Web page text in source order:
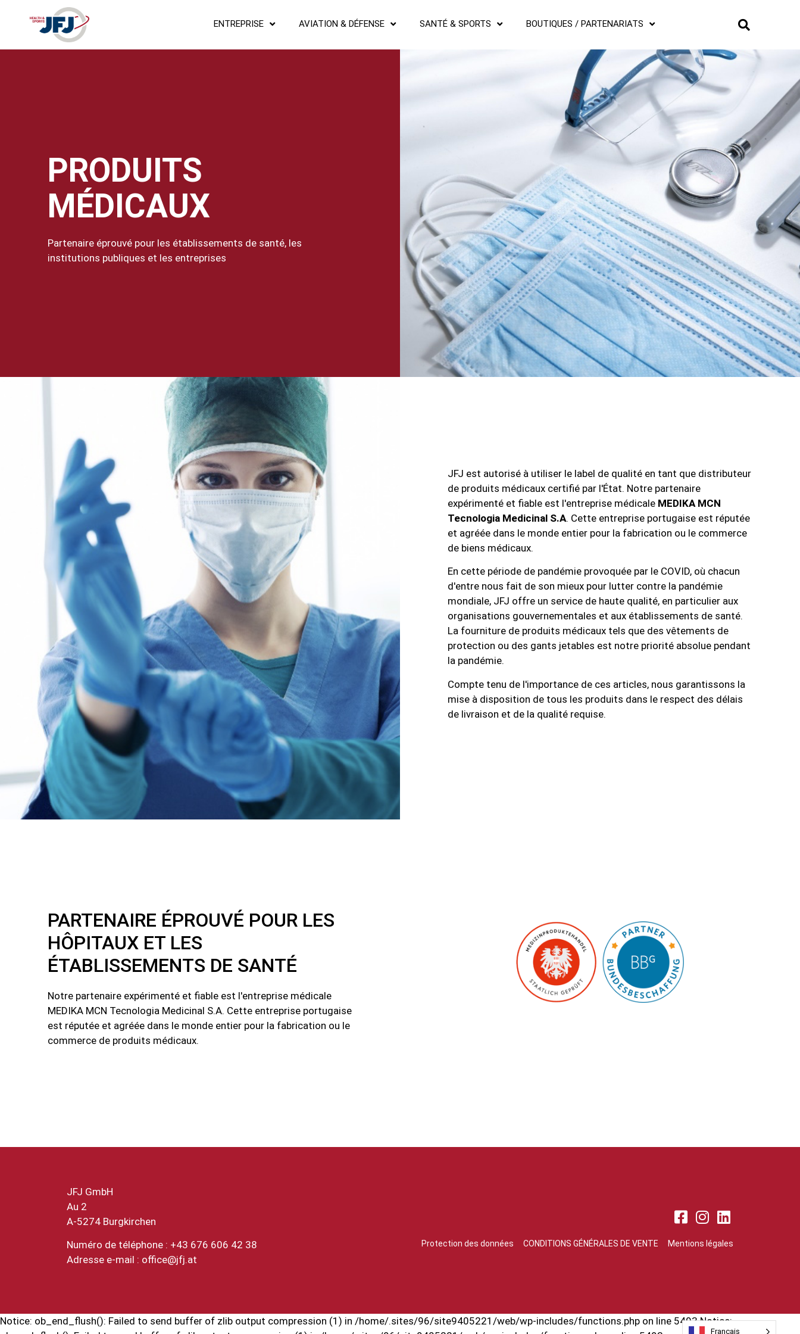
ENTREPRISE AVIATION & DÉFENSE SANTÉ & SPORTS BOUTIQUES / PARTENARIATS
PRODUITS
MÉDICAUX
Partenaire éprouvé pour les établissements de santé, les
institutions publiques et les entreprises
JFJ est autorisé à utiliser le label de qualité en tant que distributeur
de produits médicaux certifié par l'État. Notre partenaire
expérimenté et fiable est l'entreprise médicale MEDIKA MCN
Tecnologia Medicinal S.A. Cette entreprise portugaise est réputée
et agréée dans le monde entier pour la fabrication ou le commerce
de biens médicaux.
En cette période de pandémie provoquée par le COVID, où chacun
d'entre nous fait de son mieux pour lutter contre la pandémie
mondiale, JFJ offre un service de haute qualité, en particulier aux
organisations gouvernementales et aux établissements de santé.
La fourniture de produits médicaux tels que des vêtements de
protection ou des gants jetables est notre priorité absolue pendant
la pandémie.
Compte tenu de l'importance de ces articles, nous garantissons la
mise à disposition de tous les produits dans le respect des délais
de livraison et de la qualité requise.
PARTENAIRE ÉPROUVÉ POUR LES
HÔPITAUX ET LES
ÉTABLISSEMENTS DE SANTÉ
Notre partenaire expérimenté et fiable est l'entreprise médicale
MEDIKA MCN Tecnologia Medicinal S.A. Cette entreprise portugaise
est réputée et agréée dans le monde entier pour la fabrication ou le
commerce de produits médicaux.
JFJ GmbH
Au 2
A-5274 Burgkirchen
Numéro de téléphone : +43 676 606 42 38
Adresse e-mail : office@jfj.at
Protection des données CONDITIONS GÉNÉRALES DE VENTE Mentions légales
Français
Notice: ob_end_flush(): Failed to send buffer of zlib output compression (1) in /home/.sites/96/site9405221/web/wp-includes/functions.php on line 5493 Notice: